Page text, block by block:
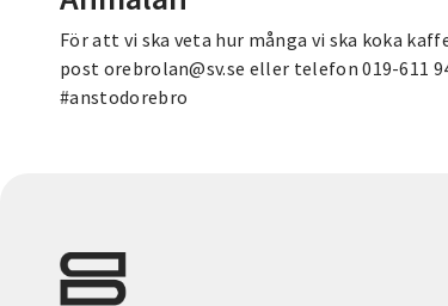
För att vi ska veta hur många vi ska koka
post orebrolan@sv.se eller telefon 019-611
#anstodorebro